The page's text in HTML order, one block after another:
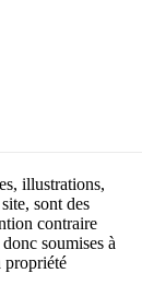
illustrations,
sont des
contraire
soumises à
propriété